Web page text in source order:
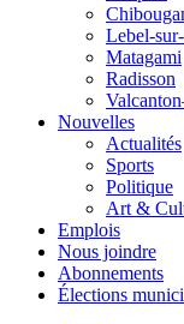
Lebel-
Matagami
Radisson
Nouvelles
Actualités
Sports
Politique
Art &
Emplois
Nous joindre
Abonnements
Élections